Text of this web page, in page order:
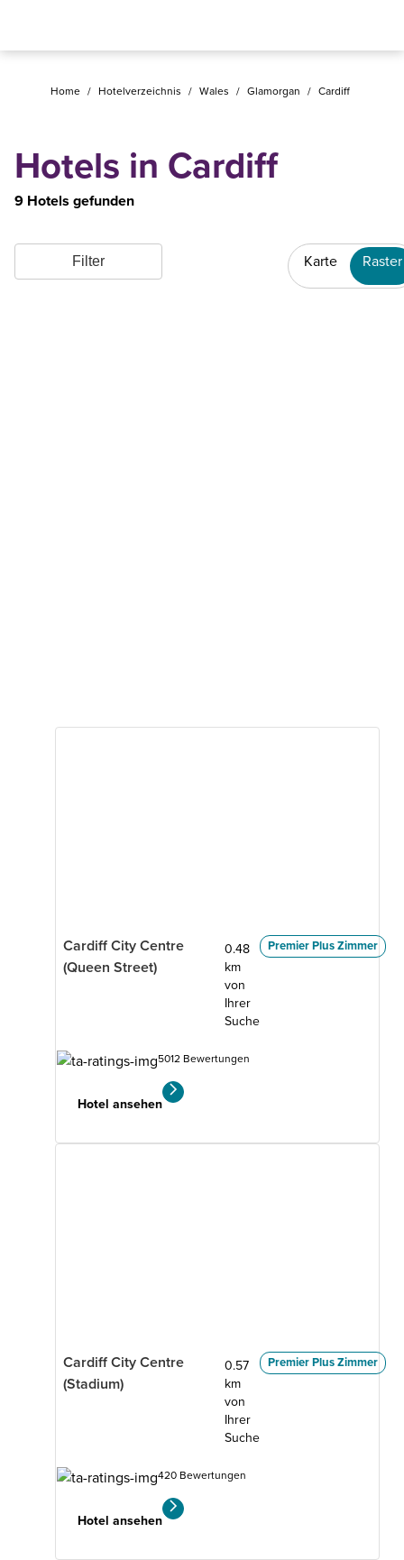
Home / Hotelverzeichnis / Wales / Glamorgan / Cardiff
Hotels in Cardiff
9 Hotels gefunden
Filter Karte Raster
Cardiff City Centre
(Queen Street)
0.48
km
von
Ihrer
Suche
Premier Plus Zimmer
5012 Bewertungen
Hotel ansehen
Cardiff City Centre
(Stadium)
0.57
km
von
Ihrer
Suche
Premier Plus Zimmer
420 Bewertungen
Hotel ansehen